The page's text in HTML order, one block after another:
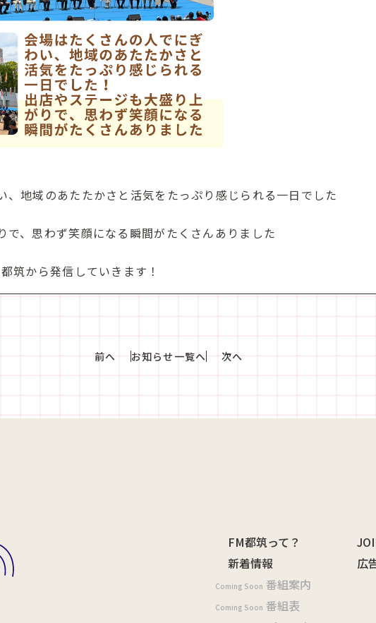
、地域のあたたかさと活気をたっぷり感じられる一日でした
で、思わず笑顔になる瞬間がたくさんありました
筑から発信していきます！
前へ お知らせ一覧へ 次へ
FM都筑って？
新着情報
Coming Soon 番組案内
Coming Soon 番組表
広